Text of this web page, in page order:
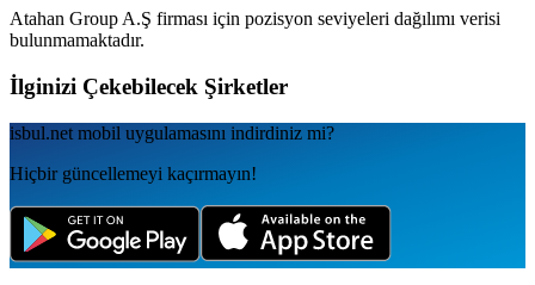
Atahan Group A.Ş firması için pozisyon seviyeleri dağılımı verisi
bulunmamaktadır.
İlginizi Çekebilecek Şirketler
isbul.net mobil uygulamаsını indirdiniz mi?
Hiçbir güncellemeyi kaçırmayın!